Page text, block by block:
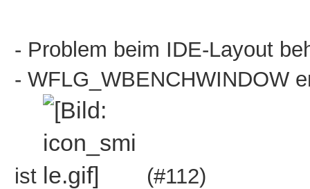
- Problem beim IDE-Layout
- WFLG_WBENCHWINDOW
ist
(#112)